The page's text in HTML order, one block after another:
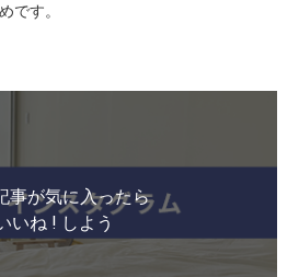
です。
事が気に入ったら
いね ! しよう